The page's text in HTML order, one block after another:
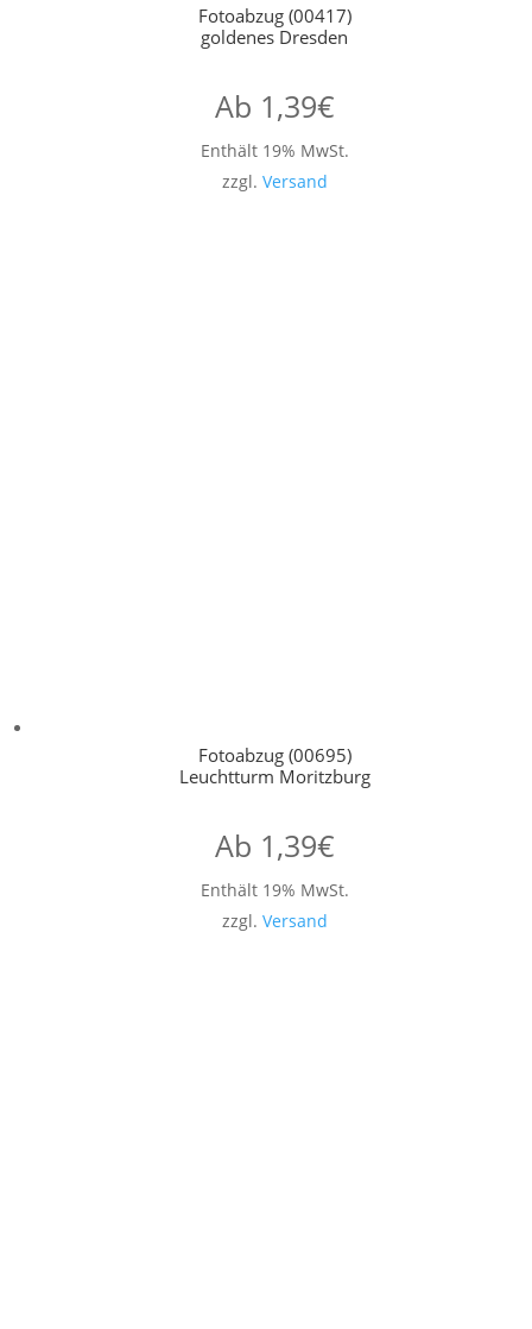
Fotoabzug (00417)
goldenes Dresden
Ab 1,39€
Enthält 19% MwSt.
zzgl. Versand
Fotoabzug (00695)
Leuchtturm Moritzburg
Ab 1,39€
Enthält 19% MwSt.
zzgl. Versand